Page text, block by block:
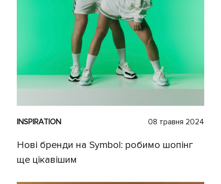
INSPIRATION 08 травня 2024
Нові бренди на Symbol: робимо шопінг
ще цікавішим